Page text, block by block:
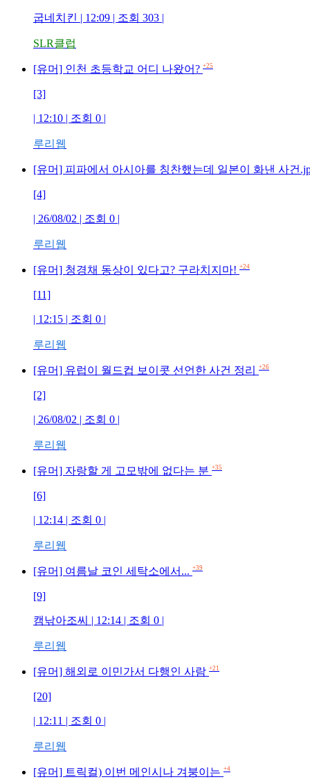
굽네치킨 | 12:09 | 조회 303 |
SLR클럽
[유머] 인천 초등학교 어디 나왔어? +25
[3]
| 12:10 | 조회 0 |
루리웹
[유머] 피파에서 아시아를 칭찬했는데 일본이 화낸 사건
[4]
| 26/08/02 | 조회 0 |
루리웹
[유머] 청경채 동상이 있다고? 구라치지마! +24
[11]
| 12:15 | 조회 0 |
루리웹
[유머] 유럽이 월드컵 보이콧 선언한 사건 정리 +26
[2]
| 26/08/02 | 조회 0 |
루리웹
[유머] 자랑할 게 고모밖에 없다는 분 +35
[6]
| 12:14 | 조회 0 |
루리웹
[유머] 여름날 코인 세탁소에서... +39
[9]
캠낚아조씨 | 12:14 | 조회 0 |
루리웹
[유머] 해외로 이민가서 다행인 사람 +21
[20]
| 12:11 | 조회 0 |
루리웹
[유머] 트릭컬) 이번 메인시나 겨붕이는 +4